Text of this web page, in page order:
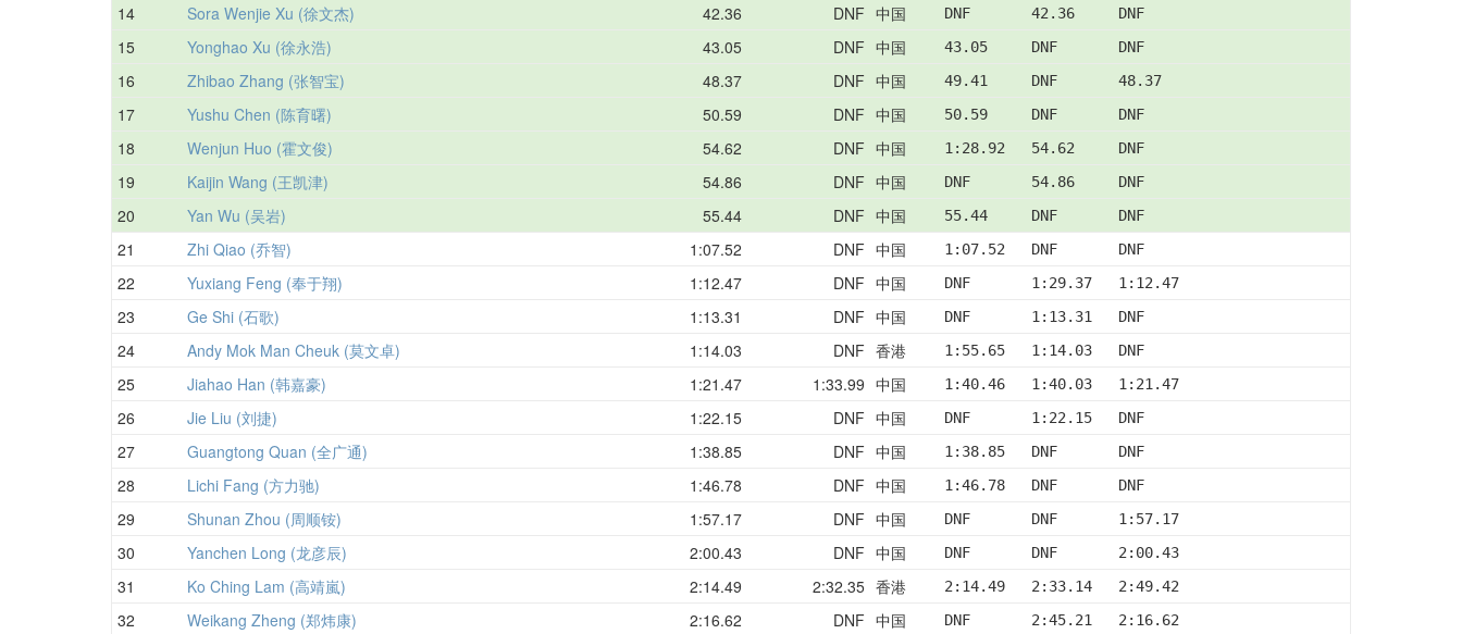
14 Sora Wenjie Xu (徐文杰) 42.36 DNF 中国 DNF       42.36     DNF
15 Yonghao Xu (徐永浩) 43.05 DNF 中国 43.05     DNF       DNF
16 Zhibao Zhang (张智宝) 48.37 DNF 中国 49.41     DNF       48.37
17 Yushu Chen (陈育曙) 50.59 DNF 中国 50.59     DNF       DNF
18 Wenjun Huo (霍文俊) 54.62 DNF 中国 1:28.92   54.62     DNF
19 Kaijin Wang (王凯津) 54.86 DNF 中国 DNF       54.86     DNF
20 Yan Wu (吴岩) 55.44 DNF 中国 55.44     DNF       DNF
21 Zhi Qiao (乔智) 1:07.52 DNF 中国 1:07.52   DNF       DNF
22 Yuxiang Feng (奉于翔) 1:12.47 DNF 中国 DNF       1:29.37   1:12.47
23 Ge Shi (石歌) 1:13.31 DNF 中国 DNF       1:13.31   DNF
24 Andy Mok Man Cheuk (莫文卓) 1:14.03 DNF 香港 1:55.65   1:14.03   DNF
25 Jiahao Han (韩嘉豪) 1:21.47 1:33.99 中国 1:40.46   1:40.03   1:21.47
26 Jie Liu (刘捷) 1:22.15 DNF 中国 DNF       1:22.15   DNF
27 Guangtong Quan (全广通) 1:38.85 DNF 中国 1:38.85   DNF       DNF
28 Lichi Fang (方力驰) 1:46.78 DNF 中国 1:46.78   DNF       DNF
29 Shunan Zhou (周顺铵) 1:57.17 DNF 中国 DNF       DNF       1:57.17
30 Yanchen Long (龙彦辰) 2:00.43 DNF 中国 DNF       DNF       2:00.43
31 Ko Ching Lam (高靖嵐) 2:14.49 2:32.35 香港 2:14.49   2:33.14   2:49.42
32 Weikang Zheng (郑炜康) 2:16.62 DNF 中国 DNF       2:45.21   2:16.62